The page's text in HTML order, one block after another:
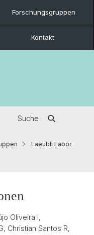
Forschungsgruppen
Kontakt
Suche
Laeubli Labor
Oliveira I,
Christian Santos R,